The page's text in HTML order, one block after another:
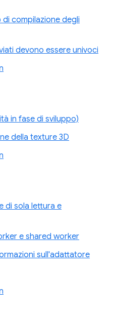
compilazione degli
devono essere univoci
in fase di sviluppo)
della texture 3D
di sola lettura e
e shared worker
sull'adattatore